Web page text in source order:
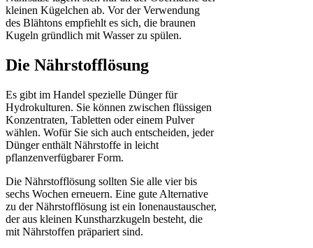
kleinen Kügelchen ab. Vor der Verwendung
des Blähtons empfiehlt es sich, die braunen
Kugeln gründlich mit Wasser zu spülen.
Die Nährstofflösung
Es gibt im Handel spezielle Dünger für
Hydrokulturen. Sie können zwischen flüssigen
Konzentraten, Tabletten oder einem Pulver
wählen. Wofür Sie sich auch entscheiden, jeder
Dünger enthält Nährstoffe in leicht
pflanzenverfügbarer Form.
Die Nährstofflösung sollten Sie alle vier bis
sechs Wochen erneuern. Eine gute Alternative
zu der Nährstofflösung ist ein Ionenaustauscher,
der aus kleinen Kunstharzkugeln besteht, die
mit Nährstoffen präpariert sind.